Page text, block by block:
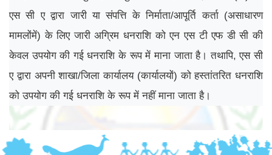
एस सी ए द्वारा जारी या संपत्ति के निर्माता/आपूर्ति कर्ता (असाधारण
मामलोंमें) के लिए जारी अग्रिम धनराशि को एन एस टी एफ डी सी की
केवल उपयोग की गई धनराशि के रूप में माना जाता है। तथापि, एस सी
ए द्वारा अपनी शाखा/जिला कार्यालय (कार्यालयों) को हस्तांतरित धनराशि
को उपयोग की गई धनराशि के रूप में नहीं माना जाता है।